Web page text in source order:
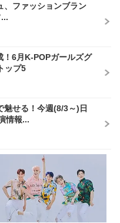
、ファッションブラン
！6月K-POPガールズグ
ップ5
魅せる！今週(8/3～)日
情報...